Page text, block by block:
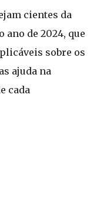
cientes da
ano de 2024, que
sobre os
ajuda na
cada